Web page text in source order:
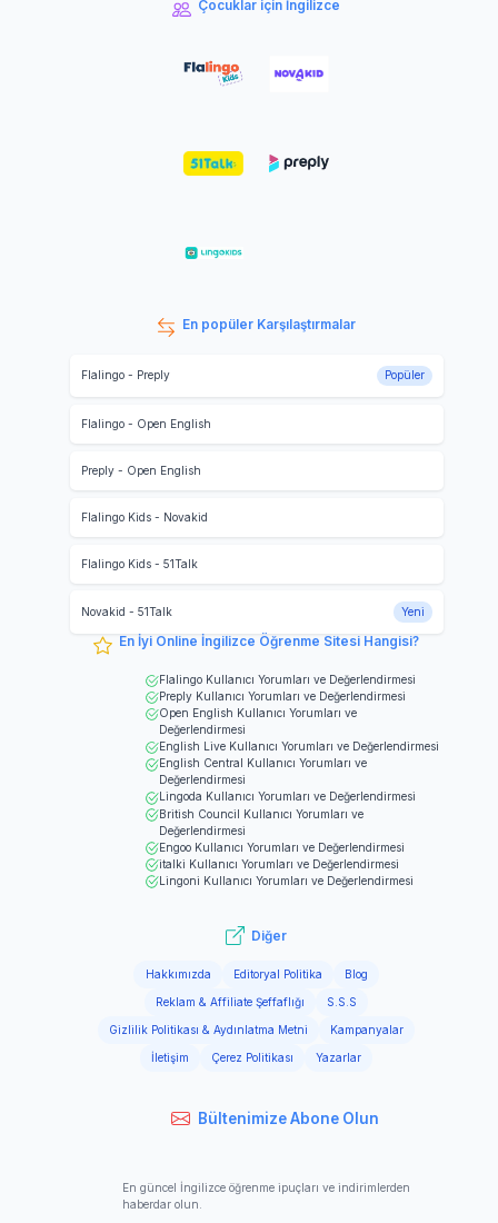
Çocuklar için İngilizce
En popüler Karşılaştırmalar
Flalingo- Preply Popüler
Flalingo- Open English
Preply- Open English
Flalingo Kids- Novakid
Flalingo Kids- 51Talk
Novakid - 51Talk Yeni
En İyi Online İngilizce Öğrenme Sitesi Hangisi?
Flalingo Kullanıcı Yorumları ve Değerlendirmesi
Preply Kullanıcı Yorumları ve Değerlendirmesi
Open English Kullanıcı Yorumları ve
Değerlendirmesi
English Live Kullanıcı Yorumları ve Değerlendirmesi
English Central
Kullanıcı Yorumları ve
Değerlendirmesi
Lingoda Kullanıcı Yorumları ve Değerlendirmesi
British Council Kullanıcı Yorumları ve
Değerlendirmesi
Engoo Kullanıcı Yorumları ve Değerlendirmesi
italki Kullanıcı Yorumları ve Değerlendirmesi
Lingoni Kullanıcı Yorumları ve Değerlendirmesi
Diğer
Hakkımızda Editoryal Politika Blog
Reklam & Affiliate Şeffaflığı S.S.S
Gizlilik Politikası & Aydınlatma Metni Kampanyalar
İletişim Çerez Politikası Yazarlar
Bültenimize Abone Olun
En güncel İngilizce öğrenme ipuçları ve indirimlerden
haberdar olun.